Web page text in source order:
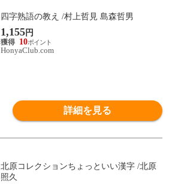
四字熟語の教え /村上哲見 島森哲男
1,155円
10
HonyaClub.com
詳細を見る
北原コレクションちょっといい漢字 /北原
照久